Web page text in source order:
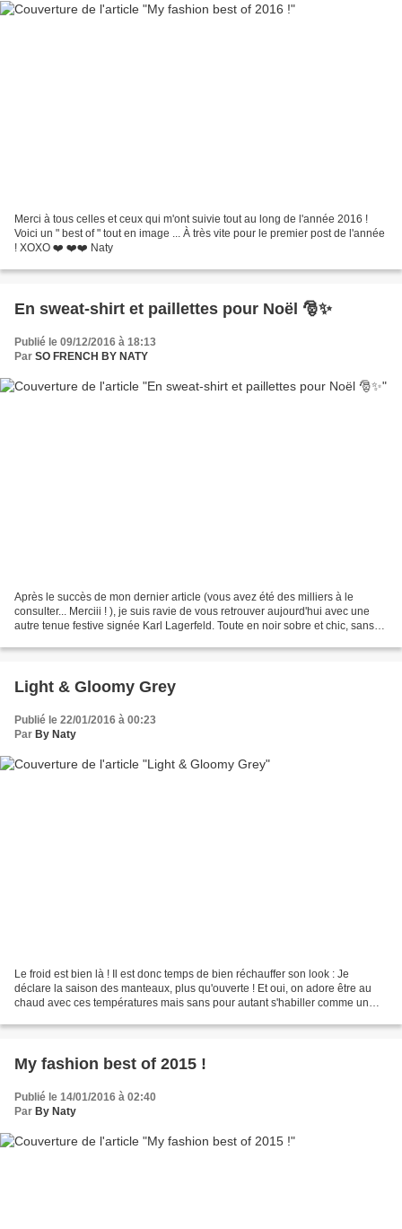
Merci à tous celles et ceux qui m'ont suivie tout au long de l'année 2016 !
Voici un " best of " tout en image ... À très vite pour le premier post de l'année
! XOXO ❤️ ❤️❤️ Naty
En sweat-shirt et paillettes pour Noël 🎅✨
Publié le 09/12/2016 à 18:13
Par SO FRENCH BY NATY
Après le succès de mon dernier article (vous avez été des milliers à le
consulter... Merciii ! ), je suis ravie de vous retrouver aujourd'hui avec une
autre tenue festive signée Karl Lagerfeld. Toute en noir sobre et chic, sans
Light & Gloomy Grey
Publié le 22/01/2016 à 00:23
Par By Naty
Le froid est bien là ! Il est donc temps de bien réchauffer son look : Je
déclare la saison des manteaux, plus qu'ouverte ! Et oui, on adore être au
chaud avec ces températures mais sans pour autant s'habiller comme un
My fashion best of 2015 !
Publié le 14/01/2016 à 02:40
Par By Naty